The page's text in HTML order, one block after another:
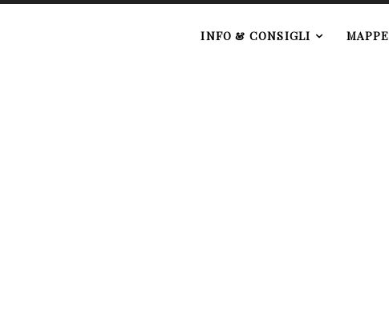
INFO & CONSIGLI MAPPE